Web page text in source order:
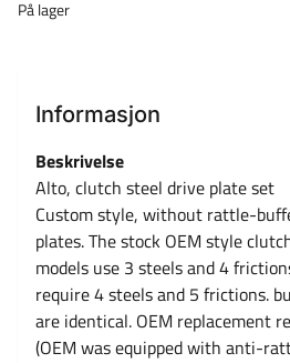
På lager
Informasjon
Beskrivelse
Alto, clutch steel drive plate set
Custom style, without rattle-
plates. The stock OEM style
models use 3 steels and 4
require 4 steels and 5 frictions.
are identical. OEM replacement
(OEM was equipped with anti-